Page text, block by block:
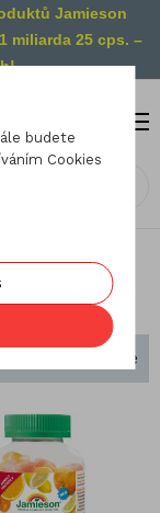
Jamieson
miliarda 25 cps. –
0
Seřadit podle
budete
Cookies